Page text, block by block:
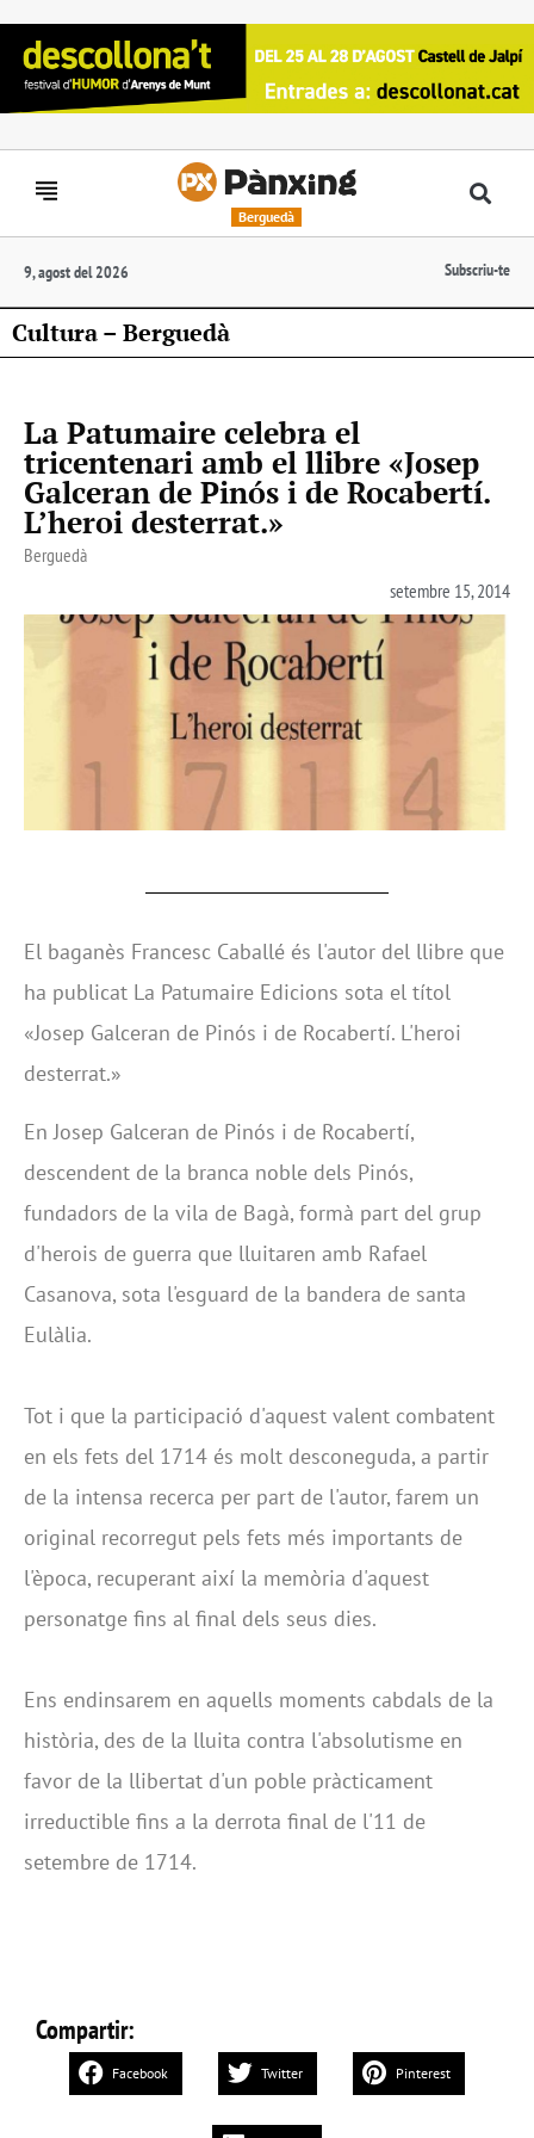
Berguedà
9, agost del 2026 Subscriu-te
Cultura – Berguedà
La Patumaire celebra el
tricentenari amb el llibre «Josep
Galceran de Pinós i de Rocabertí.
L’heroi desterrat.»
Berguedà
setembre 15, 2014
El baganès Francesc Caballé és l'autor del llibre que
ha publicat La Patumaire Edicions sota el títol
«Josep Galceran de Pinós i de Rocabertí. L'heroi
desterrat.»
En Josep Galceran de Pinós i de Rocabertí,
descendent de la branca noble dels Pinós,
fundadors de la vila de Bagà, formà part del grup
d'herois de guerra que lluitaren amb Rafael
Casanova, sota l'esguard de la bandera de santa
Eulàlia.
Tot i que la participació d'aquest valent combatent
en els fets del 1714 és molt desconeguda, a partir
de la intensa recerca per part de l'autor, farem un
original recorregut pels fets més importants de
l'època, recuperant així la memòria d'aquest
personatge fins al final dels seus dies.
Ens endinsarem en aquells moments cabdals de la
història, des de la lluita contra l'absolutisme en
favor de la llibertat d'un poble pràcticament
irreductible fins a la derrota final de l'11 de
setembre de 1714.
Compartir:
Facebook Twitter Pinterest